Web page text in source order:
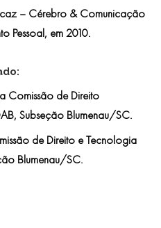
– Cérebro & Comunicação
Pessoal, em 2010.
Comissão de Direito
Subseção Blumenau/SC.
de Direito e Tecnologia
Blumenau/SC.